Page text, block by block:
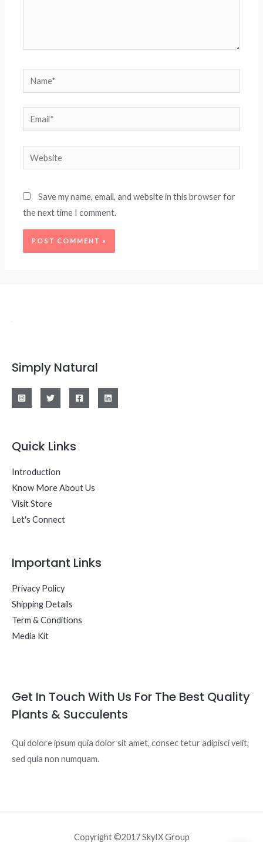
Name*
Email*
Website
Save my name, email, and website in this browser for
the next time I comment.
Simply Natural
Quick Links
Introduction
Know More About Us
Visit Store
Let's Connect
Important Links
Privacy Policy
Shipping Details
Term & Conditions
Media Kit
Get In Touch With Us For The Best Quality
Plants & Succulents
Qui dolore ipsum quia dolor sit amet, consec tetur adipisci velit,
sed quia non numquam.
Copyright ©2017 SkyIX Group